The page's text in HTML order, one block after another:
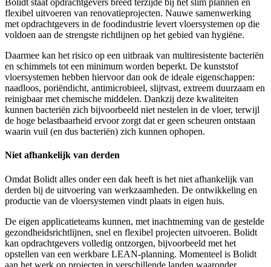
Bolidt staat opdrachtgevers breed terzijde bij het slim plannen en
flexibel uitvoeren van renovatieprojecten. Nauwe samenwerking
met opdrachtgevers in de foodindustrie levert vloersystemen op die
voldoen aan de strengste richtlijnen op het gebied van hygiëne.
Daarmee kan het risico op een uitbraak van multiresistente bacteriën
en schimmels tot een minimum worden beperkt. De kunststof
vloersystemen hebben hiervoor dan ook de ideale eigenschappen:
naadloos, poriëndicht, antimicrobieel, slijtvast, extreem duurzaam en
reinigbaar met chemische middelen. Dankzij deze kwaliteiten
kunnen bacteriën zich bijvoorbeeld niet nestelen in de vloer, terwijl
de hoge belastbaarheid ervoor zorgt dat er geen scheuren ontstaan
waarin vuil (en dus bacteriën) zich kunnen ophopen.
Niet afhankelijk van derden
Omdat Bolidt alles onder een dak heeft is het niet afhankelijk van
derden bij de uitvoering van werkzaamheden. De ontwikkeling en
productie van de vloersystemen vindt plaats in eigen huis.
De eigen applicatieteams kunnen, met inachtneming van de gestelde
gezondheidsrichtlijnen, snel en flexibel projecten uitvoeren. Bolidt
kan opdrachtgevers volledig ontzorgen, bijvoorbeeld met het
opstellen van een werkbare LEAN-planning. Momenteel is Bolidt
aan het werk op projecten in verschillende landen waaronder